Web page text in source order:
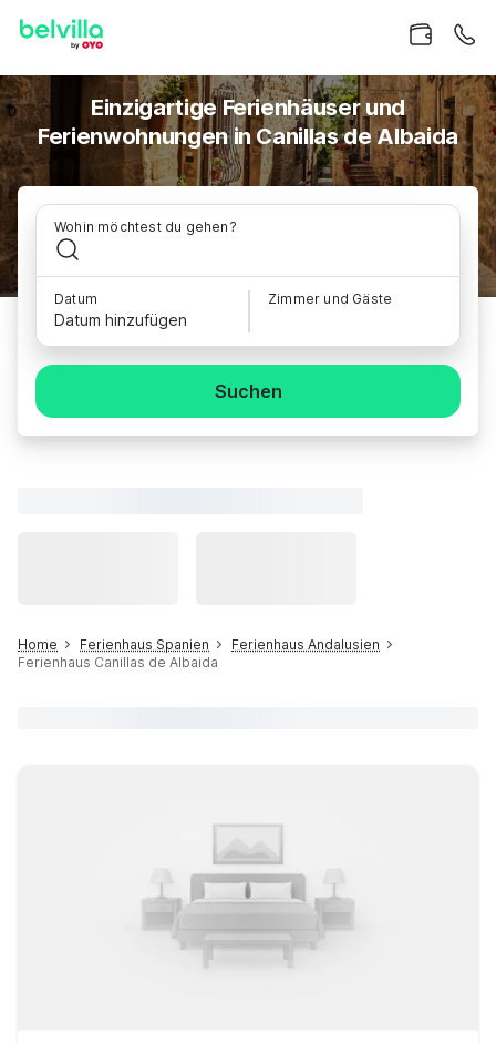
Einzigartige Ferienhäuser und
Ferienwohnungen in Canillas de Albaida
Wohin möchtest du gehen?
Datum
Datum hinzufügen
Zimmer und Gäste
Suchen
Home Ferienhaus Spanien
Ferienhaus Andalusien
Ferienhaus Canillas de Albaida